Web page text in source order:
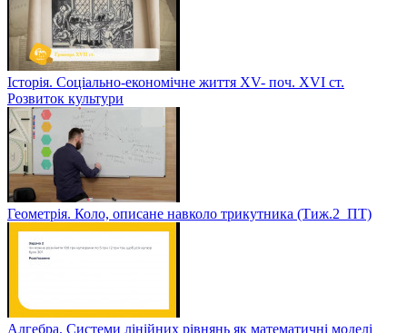
Історія. Соціально-економічне життя XV- поч. XVI ст.
Розвиток культури
Геометрія. Коло, описане навколо трикутника (Тиж.2_ПТ)
Алгебра. Системи лінійних рівнянь як математичні моделі